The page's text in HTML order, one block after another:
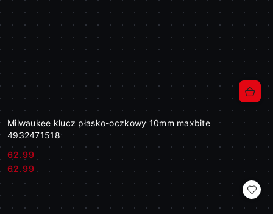
Milwaukee klucz płasko-oczkowy 10mm maxbite
4932471518
Cena:
62.99
Cena:
62.99